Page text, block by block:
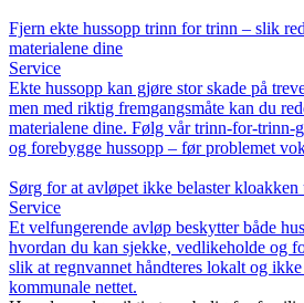
Fjern ekte hussopp trinn for trinn – slik
materialene dine
Service
Ekte hussopp kan gjøre stor skade på
men med riktig fremgangsmåte kan du
materialene dine. Følg vår trinn-for-trinn-
og forebygge hussopp – før problemet
Sørg for at avløpet ikke belaster
Service
Et velfungerende avløp beskytter både
hvordan du kan sjekke, vedlikeholde og
slik at regnvannet håndteres lokalt og
kommunale nettet.